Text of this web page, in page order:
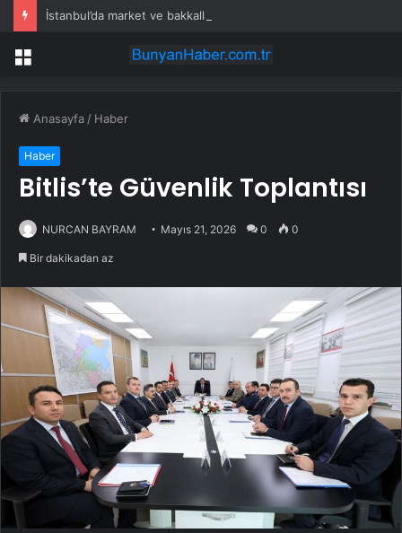
Menü
Anasayfa / Haber
Haber
Bitlis’te Güvenlik Toplantısı
NURCAN BAYRAM Mayıs 21, 2026 0 0
Bir dakikadan az